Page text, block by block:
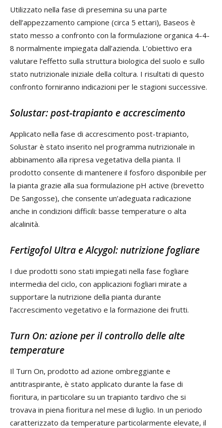
Utilizzato nella fase di presemina su una parte
dell’appezzamento campione (circa 5 ettari), Baseos è
stato messo a confronto con la formulazione organica 4-4-
8 normalmente impiegata dall’azienda. L’obiettivo era
valutare l’effetto sulla struttura biologica del suolo e sullo
stato nutrizionale iniziale della coltura. I risultati di questo
confronto forniranno indicazioni per le stagioni successive.
Solustar: post-trapianto e accrescimento
Applicato nella fase di accrescimento post-trapianto,
Solustar è stato inserito nel programma nutrizionale in
abbinamento alla ripresa vegetativa della pianta. Il
prodotto consente di mantenere il fosforo disponibile per
la pianta grazie alla sua formulazione pH active (brevetto
De Sangosse), che consente un’adeguata radicazione
anche in condizioni difficili: basse temperature o alta
alcalinità.
Fertigofol Ultra e Alcygol: nutrizione fogliare
I due prodotti sono stati impiegati nella fase fogliare
intermedia del ciclo, con applicazioni fogliari mirate a
supportare la nutrizione della pianta durante
l’accrescimento vegetativo e la formazione dei frutti.
Turn On: azione per il controllo delle alte
temperature
Il Turn On, prodotto ad azione ombreggiante e
antitraspirante, è stato applicato durante la fase di
fioritura, in particolare su un trapianto tardivo che si
trovava in piena fioritura nel mese di luglio. In un periodo
caratterizzato da temperature particolarmente elevate, il